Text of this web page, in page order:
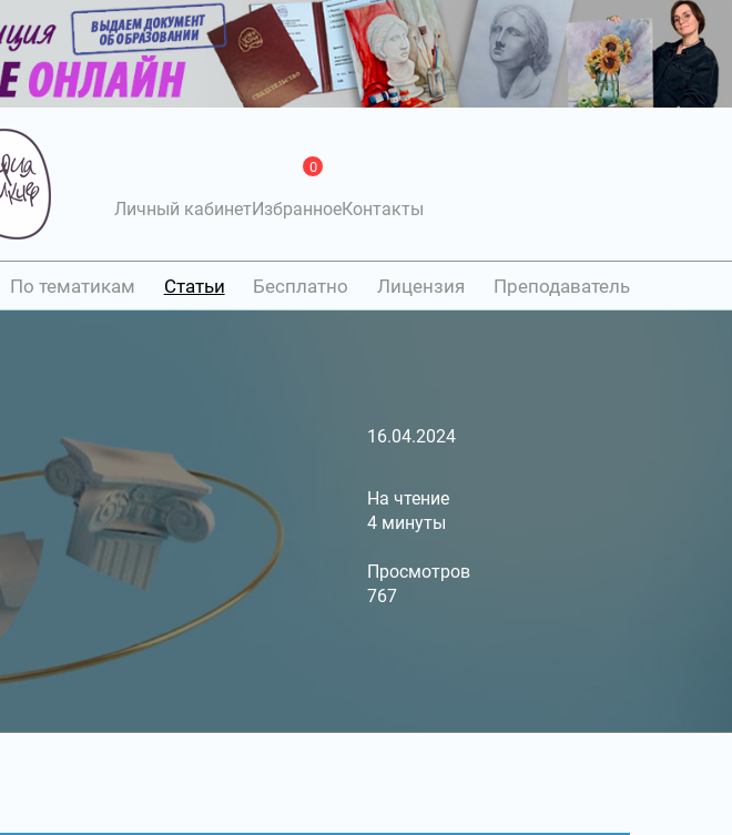
Личный кабинетИзбранное
0
Контакты
По тематикам Статьи Бесплатно Лицензия Преподаватель
16.04.2024
На чтение
4 минуты
Просмотров
767